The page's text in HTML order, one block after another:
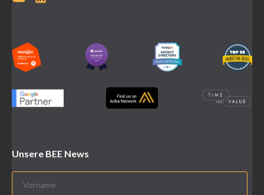
Unsere BEE News